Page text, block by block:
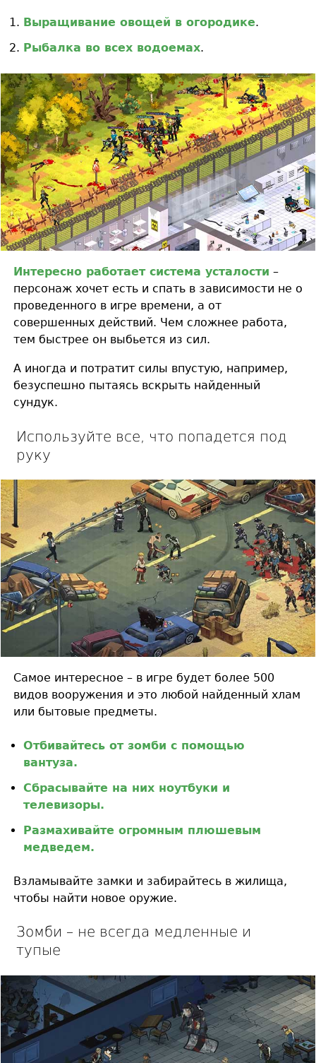
Выращивание овощей в огородике.
Рыбалка во всех водоемах.
Интересно работает система усталости –
персонаж хочет есть и спать в зависимости не о
проведенного в игре времени, а от
совершенных действий. Чем сложнее работа,
тем быстрее он выбьется из сил.
А иногда и потратит силы впустую, например,
безуспешно пытаясь вскрыть найденный
сундук.
Используйте все, что попадется под
руку
Самое интересное – в игре будет более 500
видов вооружения и это любой найденный хлам
или бытовые предметы.
Отбивайтесь от зомби с помощью
вантуза.
Сбрасывайте на них ноутбуки и
телевизоры.
Размахивайте огромным плюшевым
медведем.
Взламывайте замки и забирайтесь в жилища,
чтобы найти новое оружие.
Зомби – не всегда медленные и
тупые